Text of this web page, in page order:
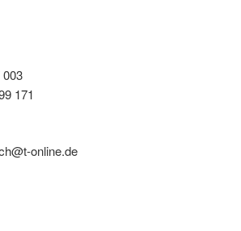
003
171
online.de